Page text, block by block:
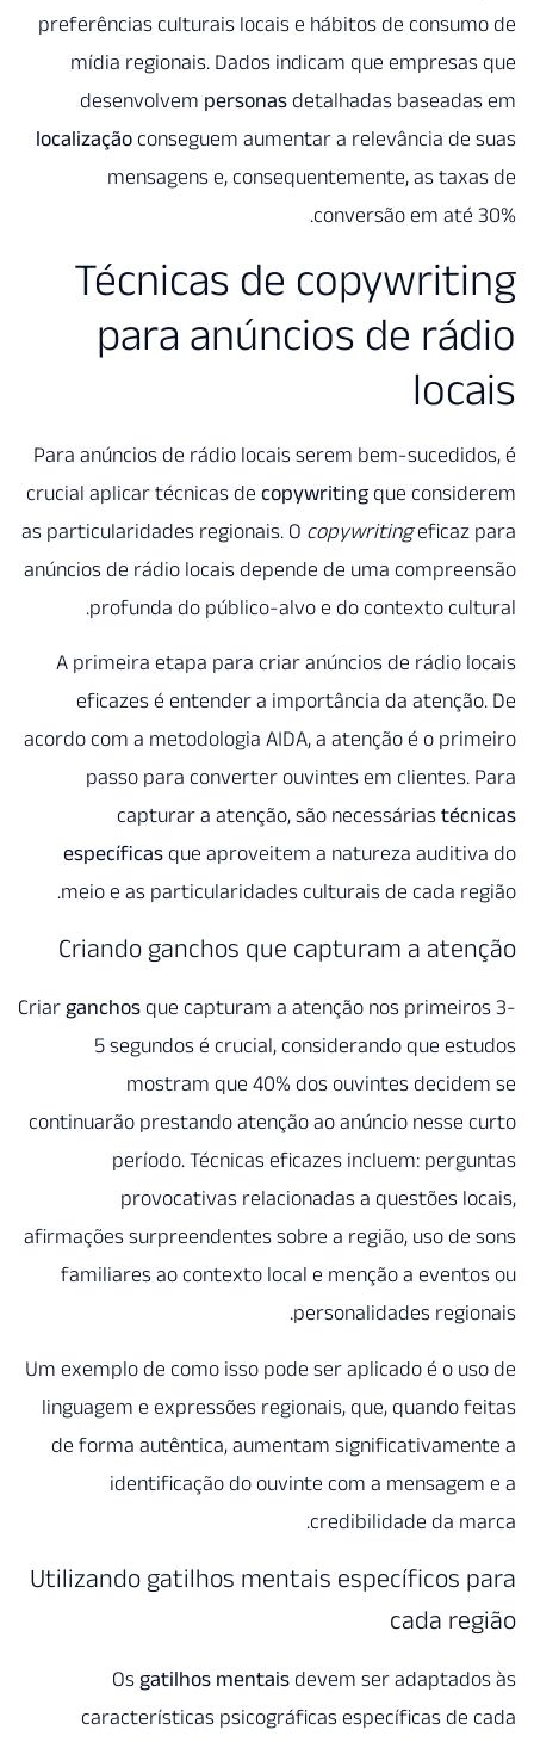
preferências culturais locais e
mídia regionais. Dados
desenvolvempersonas
localização conseguem
mensagens e,
Técnicas de
para
Para anúncios de rádio locais
crucial aplicar técnicas de
as particularidades regionais. O
anúncios de rádio locais
profunda do público-
A primeira etapa para criar
eficazes é entender a
acordo com a metodologia
passo para converter
capturar a atenção,
específicasque aproveitem
meio e as particularidades
Criando ganchos que
Criarganchosque capturam a
5 segundos é crucial,
mostram que 40%
continuarão prestando atenção
período. Técnicas
provocativas
afirmações surpreendentes
familiares ao contexto local
Um exemplo de como isso
linguagem e expressões
de forma autêntica,
identificação do
Utilizando gatilhos
Os gatilhos mentais
características